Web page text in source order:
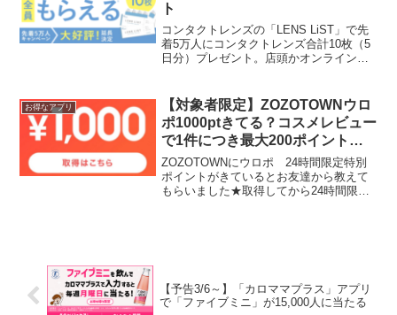
ト
コンタクトレンズの「LENS LiST」で先
着5万人にコンタクトレンズ合計10枚（5
日分）プレゼント。店頭かオンラインシ
アカウントでもログインできました。左
右で異...
お得なアプリ
【対象者限定】ZOZOTOWNウロ
ポ1000ptきてる？コスメレビュー
で1件につき最大200ポイントプ
レゼント
ZOZOTOWNにウロポ 24時間限定特別
ポイントがきているとお友達から教えて
もらいました★取得してから24時間限定
【予告3/6～】「カロママプラス」アプリ
で「ファイブミニ」が15,000人に当たる